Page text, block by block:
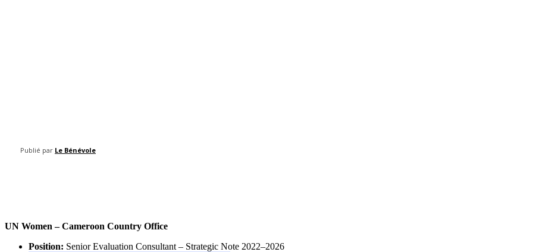
Publié par Le Bénévole
UN Women – Cameroon Country Office
Position: Senior Evaluation Consultant – Strategic Note 2022–2026